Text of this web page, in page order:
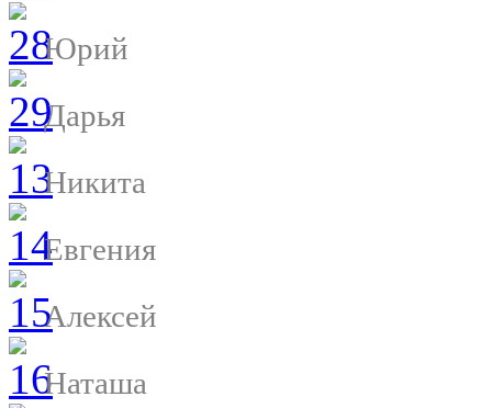
Юрий
Дарья
Никита
Евгения
Алексей
Наташа